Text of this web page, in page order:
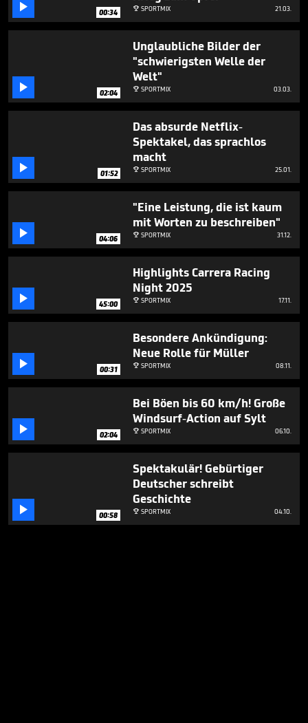
minutes,
6  00:34  SPORTMIX 21.03.
 02:04
Unglaubliche Bilder der
"schwierigsten Welle der
Welt"
 SPORTMIX 03.03.
 01:52
Das absurde Netflix-
Spektakel, das sprachlos
macht
 SPORTMIX 25.01.
 04:06
"Eine Leistung, die ist kaum
mit Worten zu beschreiben"
 SPORTMIX 31.12.
 45:00
Highlights Carrera Racing
Night 2025
 SPORTMIX 17.11.
 00:31
Besondere Ankündigung:
Neue Rolle für Müller
 SPORTMIX 08.11.
 02:04
Bei Böen bis 60 km/h! Große
Windsurf-Action auf Sylt
 SPORTMIX 06.10.
 00:58
Spektakulär! Gebürtiger
Deutscher schreibt
Geschichte
 SPORTMIX 04.10.